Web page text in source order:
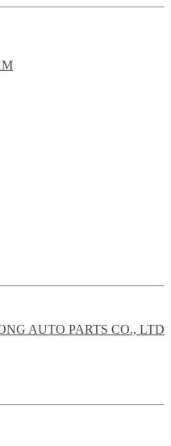
AUTO PARTS CO., LTD